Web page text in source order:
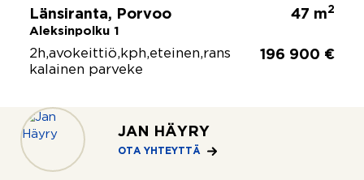
JAN HÄYRY
OTA YHTEYTTÄ
Länsiranta, Porvoo
Aleksinpolku 1
47 m2
2h,avokeittiö,kph,eteinen,rans
kalainen parveke
196 900 €